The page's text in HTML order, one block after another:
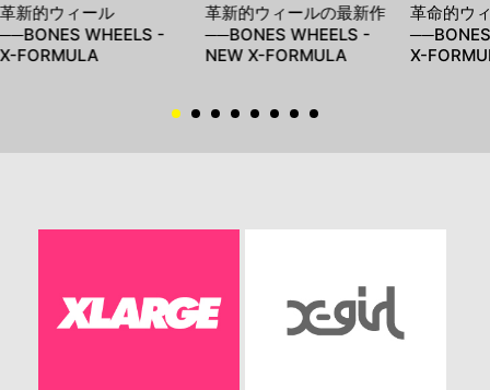
革新的ウィール
──BONES WHEELS -
X-FORMULA
革新的ウィールの最新作
──BONES WHEELS -
NEW X-FORMULA
革命的ウ
X-